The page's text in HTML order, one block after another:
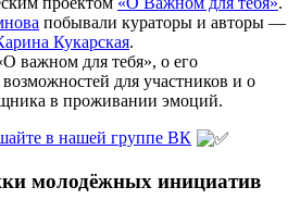
побывали кураторы и авторы —
Кукарская.
важном для тебя», о его
для участников и о
в проживании эмоций.
в нашей группе ВК
молодёжных инициатив